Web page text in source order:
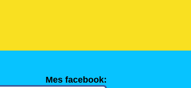
Mes facebook: